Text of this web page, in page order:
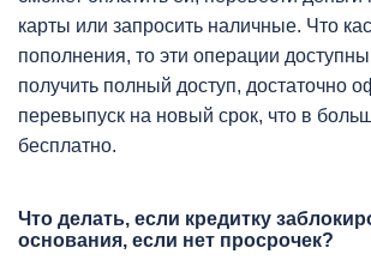
карты или запросить наличные. Что
пополнения, то эти операции
получить полный доступ, достаточно
перевыпуск на новый срок, что в
бесплатно.
Что делать, если кредитку
основания, если нет просрочек?